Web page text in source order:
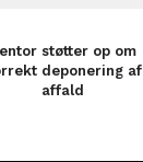
støtter op om
deponering af
affald